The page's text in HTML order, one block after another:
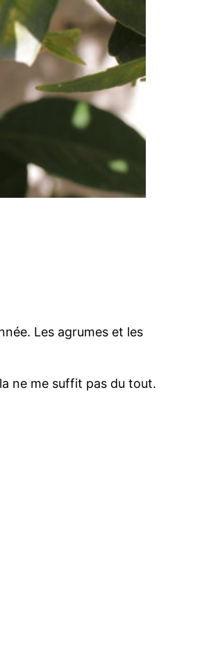
Les agrumes et les
ne me suffit pas du tout.